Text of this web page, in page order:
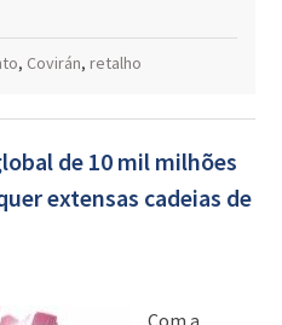
, Covirán, retalho
de 10 mil milhões
extensas cadeias de